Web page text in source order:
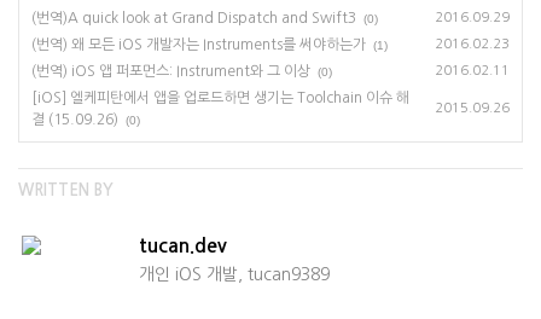
(번역)A quick look at Grand Dispatch and Swift3 (0) 2016.09.29
(번역) 왜 모든 iOS 개발자는 Instruments를 써야하는가 (1) 2016.02.23
(번역) iOS 앱 퍼포먼스: Instrument와 그 이상 (0) 2016.02.11
[iOS] 엘케피탄에서 앱을 업로드하면 생기는 Toolchain 이슈 해
결 (15.09.26)
(0)
2015.09.26
WRITTEN BY
tucan.dev
개인 iOS 개발, tucan9389